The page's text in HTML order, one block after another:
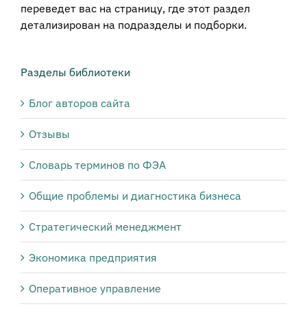
переведет вас на страницу, где этот раздел
детализирован на подразделы и подборки.
Разделы библиотеки
Блог авторов сайта
Отзывы
Словарь терминов по ФЭА
Общие проблемы и диагностика бизнеса
Стратегический менеджмент
Экономика предприятия
Оперативное управление